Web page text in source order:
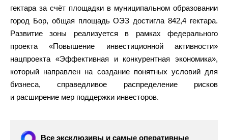
гектара за счёт площадки в муниципальном образовании
город Бор, общая площадь ОЭЗ достигла 842,4 гектара.
Развитие зоны реализуется в рамках федерального
проекта «Повышение инвестиционной активности»
нацпроекта «Эффективная и конкурентная экономика»,
который направлен на создание понятных условий для
бизнеса, справедливое распределение рисков
и расширение мер поддержки инвесторов.
Все эксклюзивы и самые оперативные